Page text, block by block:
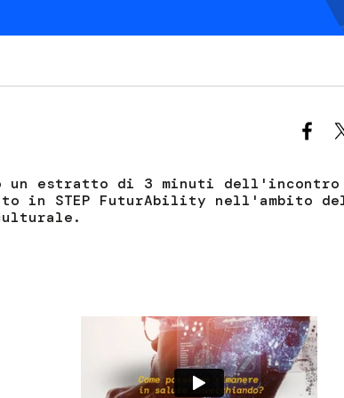
un estratto di 3 minuti dell'incontro
in STEP FuturAbility nell'ambito del